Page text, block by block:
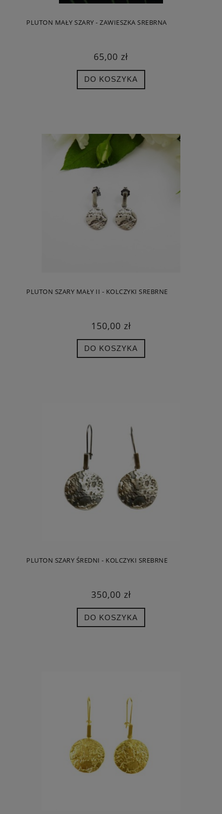
PLUTON MAŁY SZARY - ZAWIESZKA SREBRNA
65,00 zł
DO KOSZYKA
PLUTON SZARY MAŁY II - KOLCZYKI SREBRNE
150,00 zł
DO KOSZYKA
PLUTON SZARY ŚREDNI - KOLCZYKI SREBRNE
350,00 zł
DO KOSZYKA